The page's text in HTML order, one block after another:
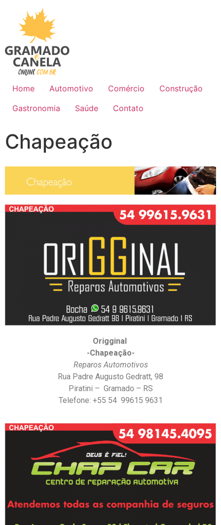
Home Automotivo Comércio
Construção
Gastronomia
Saúde Contato
Chapeação
Origginal
-Chapeação-
Reparos Automotivos
Rua Padre Augusto Gedratt, 98
Piratini – Gramado – RS
Telefone: +55 54 99615 9631